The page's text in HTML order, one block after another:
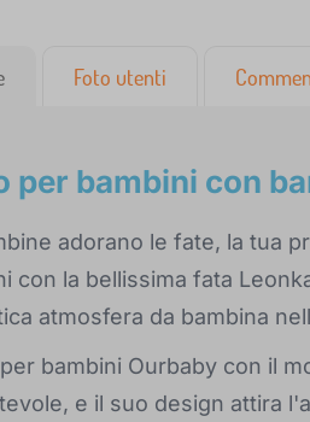
Foto utenti
per bambini con
adorano le fate, la tua
con la bellissima fata
atmosfera da bambina
bambini Ourbaby con il
e il suo design attira